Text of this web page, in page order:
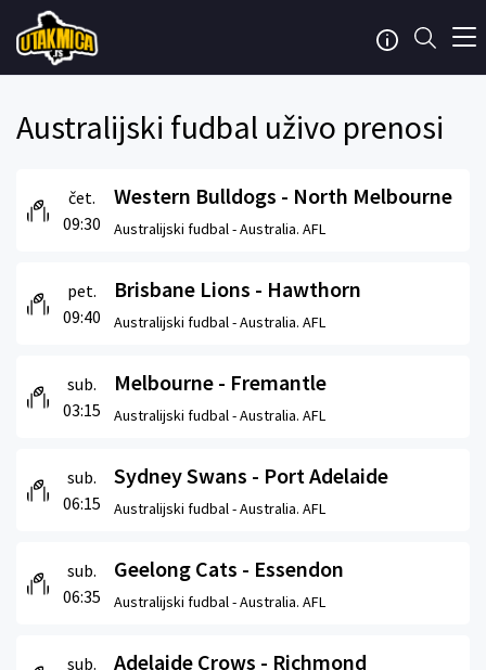
Australijski fudbal uživo prenosi
čet.
09:30
Western Bulldogs - North Melbourne
Australijski fudbal -Australia. AFL
pet.
09:40
Brisbane Lions - Hawthorn
Australijski fudbal -Australia. AFL
sub.
03:15
Melbourne - Fremantle
Australijski fudbal -Australia. AFL
sub.
06:15
Sydney Swans - Port Adelaide
Australijski fudbal -Australia. AFL
sub.
06:35
Geelong Cats - Essendon
Australijski fudbal -Australia. AFL
sub.
Adelaide Crows - Richmond